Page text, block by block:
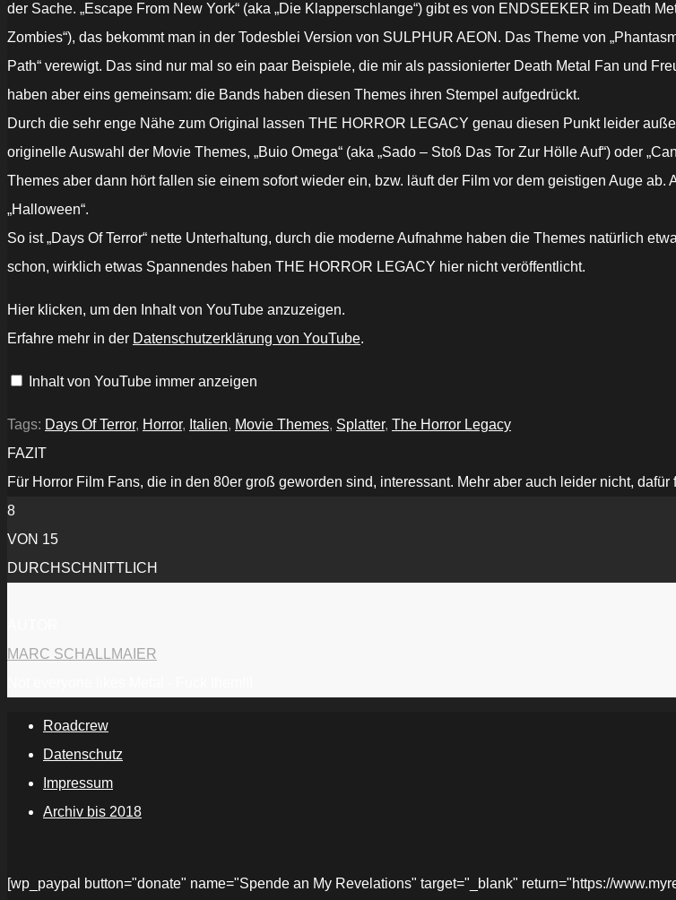
der Sache. „Escape From New York“ (aka „Die Klapperschlange“) gibt es von ENDSEEKER im Death
Zombies“), das bekommt man in der Todesblei Version von SULPHUR AEON. Das Theme von
Path“ verewigt. Das sind nur mal so ein paar Beispiele, die mir als passionierter Death Metal Fan und
haben aber eins gemeinsam: die Bands haben diesen Themes ihren Stempel aufgedrückt.
Durch die sehr enge Nähe zum Original lassen THE HORROR LEGACY genau diesen Punkt leider
originelle Auswahl der Movie Themes, „Buio Omega“ (aka „Sado – Stoß Das Tor Zur Hölle Auf“) oder
Themes aber dann hört fallen sie einem sofort wieder ein, bzw. läuft der Film vor dem geistigen Auge ab.
„Halloween“.
So ist „Days Of Terror“ nette Unterhaltung, durch die moderne Aufnahme haben die Themes natürlich
schon, wirklich etwas Spannendes haben THE HORROR LEGACY hier nicht veröffentlicht.
„The
Horror
-
Tenebrarum
von
YouTube
anzeigen
Hier klicken, um den Inhalt von YouTube anzuzeigen.
Erfahre mehr in der Datenschutzerklärung von YouTube.
Inhalt von YouTube immer anzeigen
Tags: Days Of Terror, Horror, Italien, Movie Themes, Splatter, The Horror Legacy
FAZIT
Für Horror Film Fans, die in den 80er groß geworden sind, interessant. Mehr aber auch leider nicht,
8
VON 15
DURCHSCHNITTLICH
MARC SCHALLMAIER
Roadcrew
Datenschutz
Impressum
Archiv bis 2018
[wp_paypal button="donate" name="Spende an My Revelations" target="_blank" return="https://